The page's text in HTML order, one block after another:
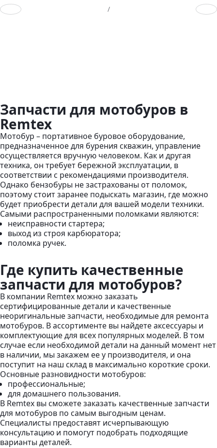
Предыдущий слайд /
Запчасти для мотобуров в
Remtex
Мотобур – портативное буровое оборудование,
предназначенное для бурения скважин, управление
осуществляется вручную человеком. Как и другая
техника, он требует бережной эксплуатации, в
соответствии с рекомендациями производителя.
Однако бензобуры не застрахованы от поломок,
поэтому стоит заранее подыскать магазин, где можно
будет приобрести детали для вашей модели техники.
Самыми распространенными поломками являются:
неисправности стартера;
выход из строя карбюратора;
поломка ручек.
Где купить качественные
запчасти для мотобуров?
В компании Remtex можно заказать
сертифицированные детали и качественные
неоригинальные запчасти, необходимые для ремонта
мотобуров. В ассортименте вы найдете аксессуары и
комплектующие для всех популярных моделей. В том
случае если необходимой детали на данный момент нет
в наличии, мы закажем ее у производителя, и она
поступит на наш склад в максимально короткие сроки.
Основные разновидности мотобуров:
профессиональные;
для домашнего пользования.
В Remtex вы сможете заказать качественные запчасти
для мотобуров по самым выгодным ценам.
Специалисты предоставят исчерпывающую
консультацию и помогут подобрать подходящие
варианты деталей.